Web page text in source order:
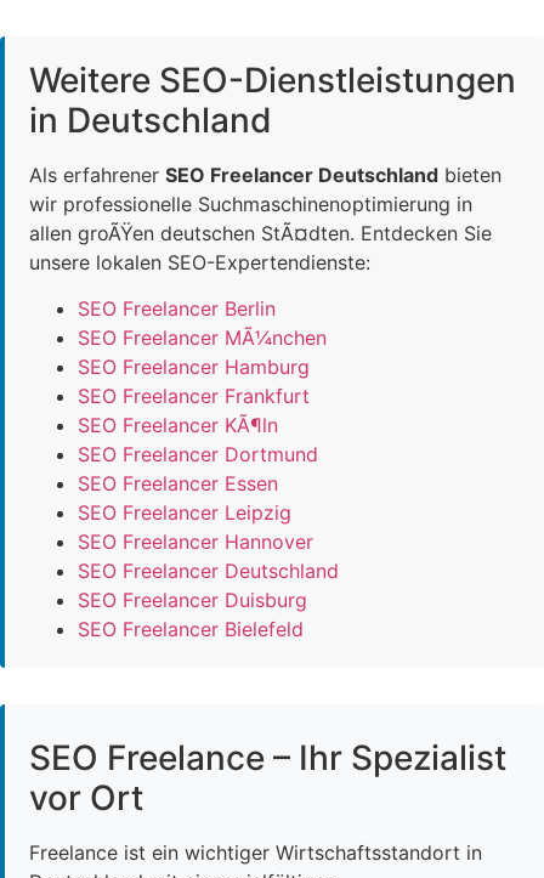
Weitere SEO-Dienstleistungen
in Deutschland
Als erfahrener SEO Freelancer Deutschland bieten
wir professionelle Suchmaschinenoptimierung in
allen groÃŸen deutschen StÃ¤dten. Entdecken Sie
unsere lokalen SEO-Expertendienste:
SEO Freelancer Berlin
SEO Freelancer MÃ¼nchen
SEO Freelancer Hamburg
SEO Freelancer Frankfurt
SEO Freelancer KÃ¶ln
SEO Freelancer Dortmund
SEO Freelancer Essen
SEO Freelancer Leipzig
SEO Freelancer Hannover
SEO Freelancer Deutschland
SEO Freelancer Duisburg
SEO Freelancer Bielefeld
SEO Freelance – Ihr Spezialist
vor Ort
Freelance ist ein wichtiger Wirtschaftsstandort in